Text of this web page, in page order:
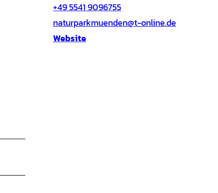
+49 5541 9096755
naturparkmuenden@t-online.de
Website